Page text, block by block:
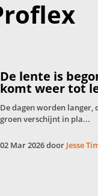
De lente is
komt weer tot
De dagen worden
groen verschijnt in pla...
02 Mar 2026 door Jesse